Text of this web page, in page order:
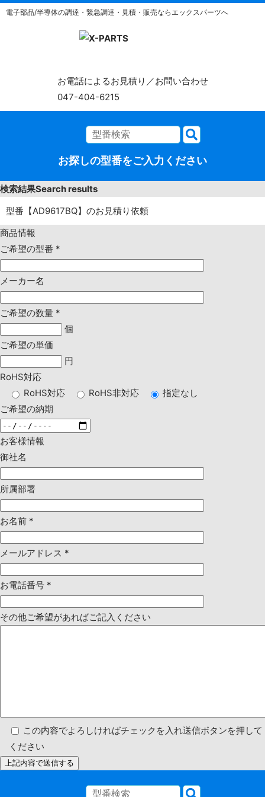
電子部品/半導体の調達・緊急調達・見積・販売ならエックスパーツへ
お電話によるお見積り／お問い合わせ
047-404-6215
お探しの型番をご入力ください
検索結果Search results
型番【AD9617BQ】のお見積り依頼
商品情報
ご希望の型番 *
メーカー名
ご希望の数量 *
個
ご希望の単価
円
RoHS対応
RoHS対応
RoHS非対応
指定なし
ご希望の納期
お客様情報
御社名
所属部署
お名前 *
メールアドレス *
お電話番号 *
その他ご希望があればご記入ください
この内容でよろしければチェックを入れ送信ボタンを押して
ください